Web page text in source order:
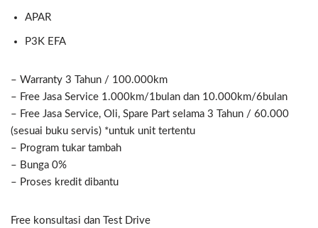
APAR
P3K EFA
– Warranty 3 Tahun / 100.000km
– Free Jasa Service 1.000km/1bulan dan 10.000km/6bulan
– Free Jasa Service, Oli, Spare Part selama 3 Tahun / 60.000
(sesuai buku servis) *untuk unit tertentu
– Program tukar tambah
– Bunga 0%
– Proses kredit dibantu
Free konsultasi dan Test Drive